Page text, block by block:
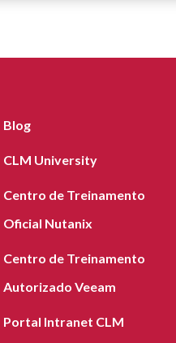
Blog
CLM University
Centro de Treinamento
Oficial Nutanix
Centro de Treinamento
Autorizado Veeam
Portal Intranet CLM